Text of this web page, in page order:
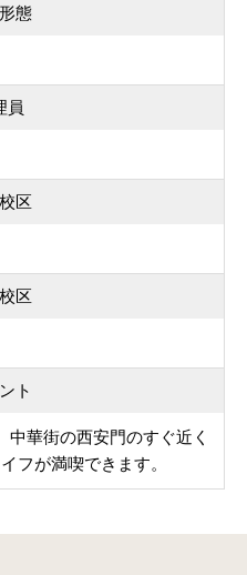
態
員
区
区
ト
中華街の西安門のすぐ近く
フが満喫できます。